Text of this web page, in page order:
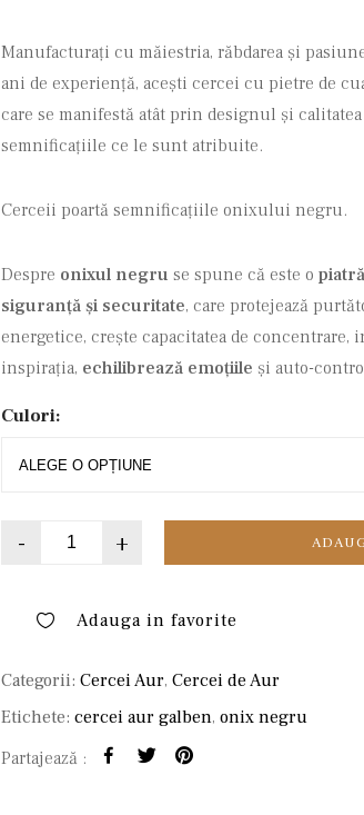
Manufacturați cu măiestria, răbdarea și
ani de experiență, acești cercei cu pietre de
care se manifestă atât prin designul și
semnificațiile ce le sunt atribuite.
Cerceii poartă semnificațiile onixului negru.
Despre onixul negru se spune că este o
siguranță și securitate, care protejează
energetice, crește capacitatea de concentrare,
inspirația, echilibrează emoțiile și auto-
Culori:
- +
Adauga in favorite
Categorii: Cercei Aur, Cercei de Aur
Etichete: cercei aur galben, onix negru
Partajează :